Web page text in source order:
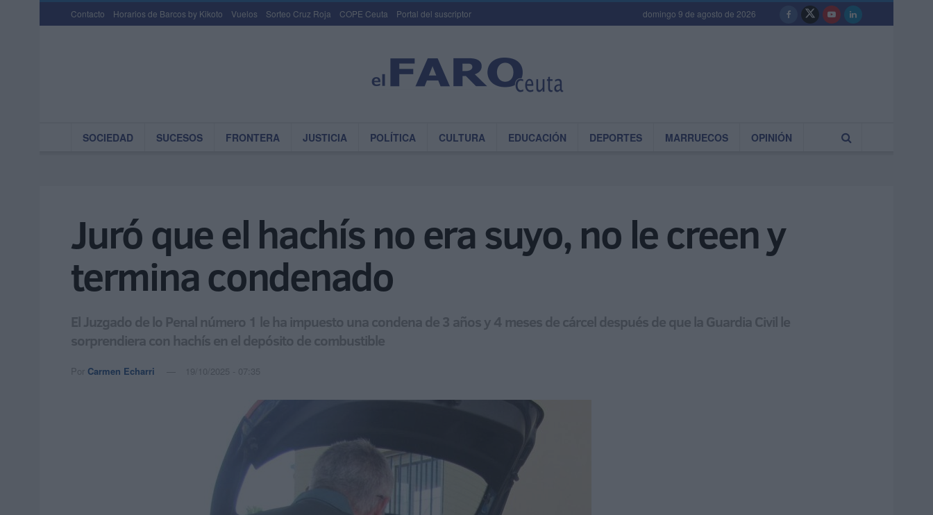
Contacto Horarios de Barcos by Kikoto Vuelos Sorteo Cruz Roja COPE Ceuta Portal del suscriptor domingo 9 de agosto de 2026
SOCIEDAD SUCESOS FRONTERA JUSTICIA POLÍTICA CULTURA EDUCACIÓN DEPORTES MARRUECOS OPINIÓN
Juró que el hachís no era suyo, no le creen y
termina condenado
El Juzgado de lo Penal número 1 le ha impuesto una condena de 3 años y 4 meses de cárcel después de que la Guardia Civil le
sorprendiera con hachís en el depósito de combustible
Por Carmen Echarri 19/10/2025 - 07:35